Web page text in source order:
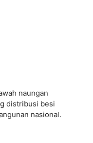
naungan
distribusi besi
nasional.